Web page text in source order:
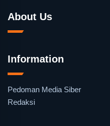
About Us
Information
Pedoman Media Siber
Redaksi